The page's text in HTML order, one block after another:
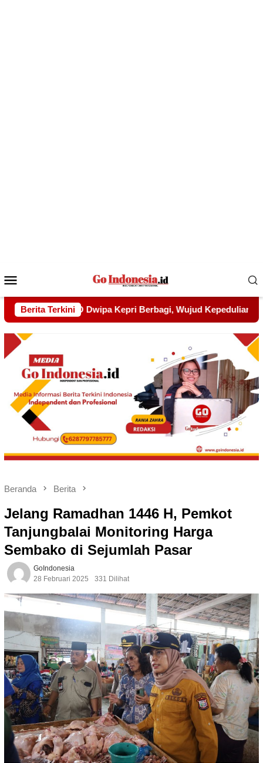
Mobile
Berita Terkini
Kepedulian kepada Pondok Tahfidz Yatim dan Dhuafa Al-
Beranda Berita
Jelang Ramadhan 1446 H, Pemkot
Tanjungbalai Monitoring Harga
Sembako di Sejumlah Pasar
GoIndonesia
28 Februari 2025
331 Dilihat